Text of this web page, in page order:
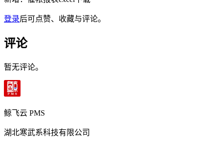
登录后可点赞、收藏与评论。
评论
暂无评论。
鲸飞云 PMS
湖北寒武系科技有限公司